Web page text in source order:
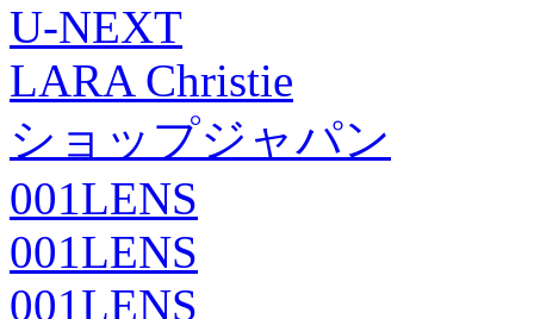
U-NEXT
LARA Christie
ショップジャパン
001LENS
001LENS
001LENS